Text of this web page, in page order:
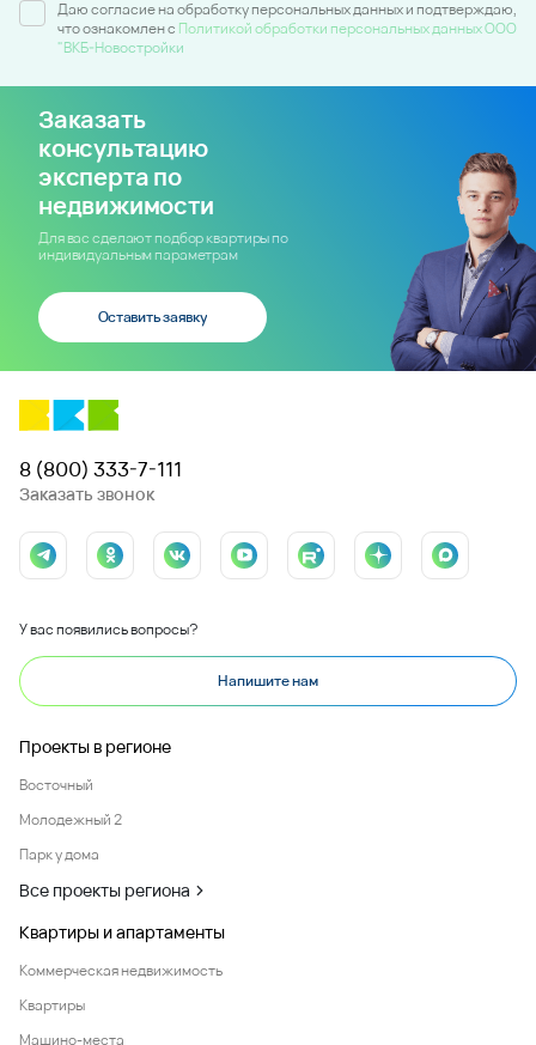
Даю согласие на обработку персональных данных и подтверждаю,
что ознакомлен c Политикой обработки персональных данных ООО
"ВКБ-Новостройки
Заказать
консультацию
эксперта по
недвижимости
Для вас сделают подбор квартиры по
индивидуальным параметрам
Оставить заявку
8 (800) 333-7-111
Заказать звонок
У вас появились вопросы?
Напишите нам
Проекты в регионе
Восточный
Молодежный 2
Парк у дома
Все проекты региона
Квартиры и апартаменты
Коммерческая недвижимость
Квартиры
Машино-места